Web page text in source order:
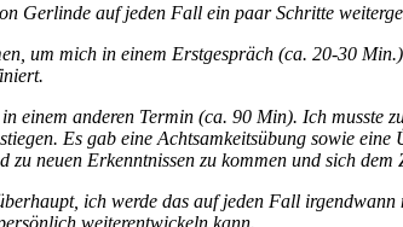
Gerlinde auf jeden Fall ein paar Schritte
um mich in einem Erstgespräch (ca. 20-30
einem anderen Termin (ca. 90 Min). Ich
Es gab eine Achtsamkeitsübung sowie
zu neuen Erkenntnissen zu kommen und sich dem
ich werde das auf jeden Fall
weiterentwickeln kann.